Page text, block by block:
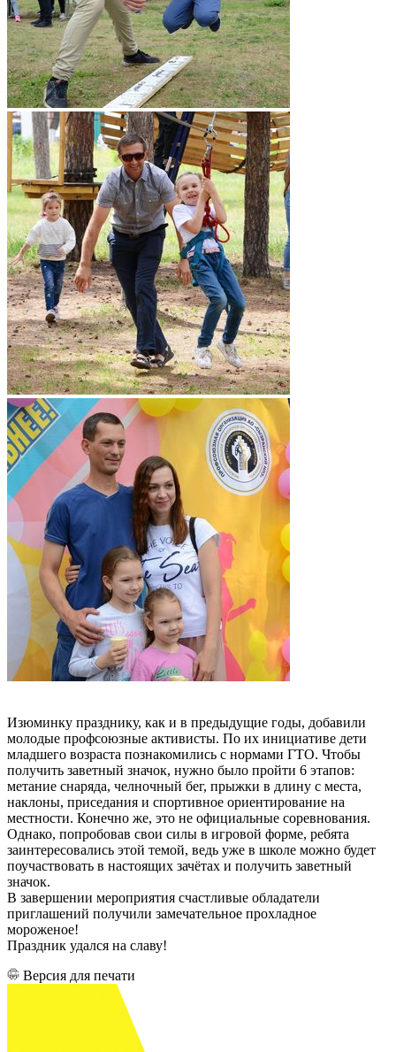
Изюминку празднику, как и в предыдущие годы, добавили
молодые профсоюзные активисты. По их инициативе дети
младшего возраста познакомились с нормами ГТО. Чтобы
получить заветный значок, нужно было пройти 6 этапов:
метание снаряда, челночный бег, прыжки в длину с места,
наклоны, приседания и спортивное ориентирование на
местности. Конечно же, это не официальные соревнования.
Однако, попробовав свои силы в игровой форме, ребята
заинтересовались этой темой, ведь уже в школе можно будет
поучаствовать в настоящих зачётах и получить заветный
значок.
В завершении мероприятия счастливые обладатели
приглашений получили замечательное прохладное
мороженое!
Праздник удался на славу!
Версия для печати